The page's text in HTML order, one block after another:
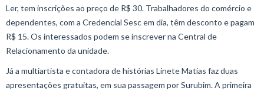
Ler, tem inscrições ao preço de R$ 30. Trabalhadores do comércio e
dependentes, com a Credencial Sesc em dia, têm desconto e pagam
R$ 15. Os interessados podem se inscrever na Central de
Relacionamento da unidade.
Já a multiartista e contadora de histórias Linete Matias faz duas
apresentações gratuitas, em sua passagem por Surubim. A primeira